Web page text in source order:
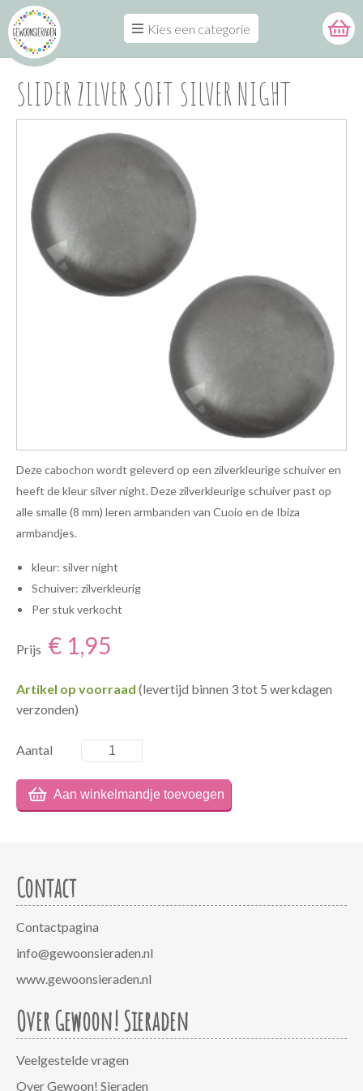
Kies een categorie
SLIDER ZILVER SOFT SILVER NIGHT
Deze cabochon wordt geleverd op een zilverkleurige schuiver en
heeft de kleur silver night. Deze zilverkleurige schuiver past op
alle smalle (8 mm) leren armbanden van Cuoio en de Ibiza
armbandjes.
kleur: silver night
Schuiver: zilverkleurig
Per stuk verkocht
Prijs € 1,95
Artikel op voorraad (levertijd binnen 3 tot 5 werkdagen
verzonden)
Aantal
Contact
Contactpagina
info@gewoonsieraden.nl
www.gewoonsieraden.nl
Over Gewoon! Sieraden
Veelgestelde vragen
Over Gewoon! Sieraden